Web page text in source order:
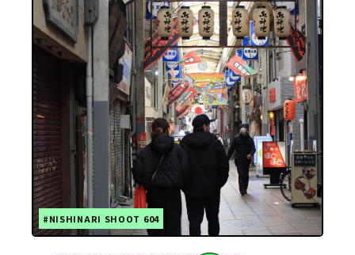
#NISHINARI SHOOT 604